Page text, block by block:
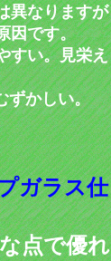
異なりますが
因です。
すい。見栄え
ずかしい。
ガラス仕
点で優れ